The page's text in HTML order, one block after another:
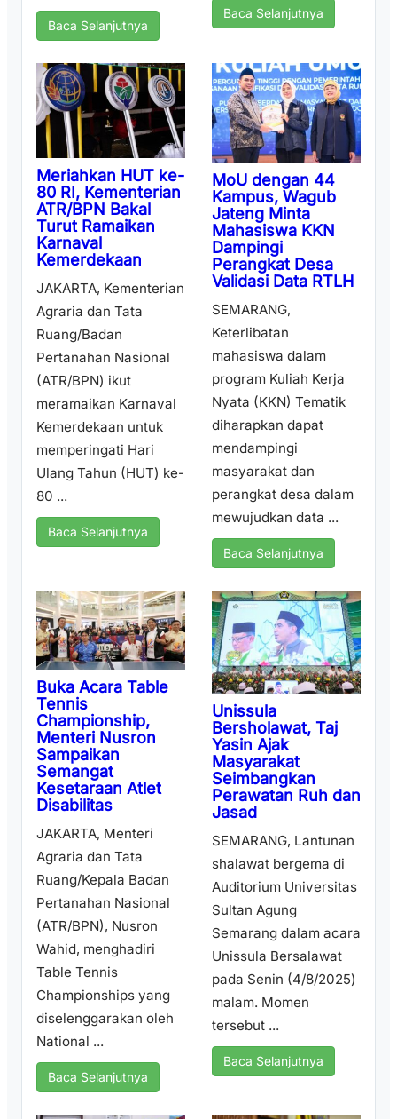
Baca Selanjutnya
Baca Selanjutnya
Meriahkan HUT ke-
80 RI, Kementerian
ATR/BPN Bakal
Turut Ramaikan
Karnaval
Kemerdekaan
JAKARTA, Kementerian
Agraria dan Tata
Ruang/Badan
Pertanahan Nasional
(ATR/BPN) ikut
meramaikan Karnaval
Kemerdekaan untuk
memperingati Hari
Ulang Tahun (HUT) ke-
80 ...
Baca Selanjutnya
MoU dengan 44
Kampus, Wagub
Jateng Minta
Mahasiswa KKN
Dampingi
Perangkat Desa
Validasi Data RTLH
SEMARANG,
Keterlibatan
mahasiswa dalam
program Kuliah Kerja
Nyata (KKN) Tematik
diharapkan dapat
mendampingi
masyarakat dan
perangkat desa dalam
mewujudkan data ...
Baca Selanjutnya
Buka Acara Table
Tennis
Championship,
Menteri Nusron
Sampaikan
Semangat
Kesetaraan Atlet
Disabilitas
JAKARTA, Menteri
Agraria dan Tata
Ruang/Kepala Badan
Pertanahan Nasional
(ATR/BPN), Nusron
Wahid, menghadiri
Table Tennis
Championships yang
diselenggarakan oleh
National ...
Baca Selanjutnya
Unissula
Bersholawat, Taj
Yasin Ajak
Masyarakat
Seimbangkan
Perawatan Ruh dan
Jasad
SEMARANG, Lantunan
shalawat bergema di
Auditorium Universitas
Sultan Agung
Semarang dalam acara
Unissula Bersalawat
pada Senin (4/8/2025)
malam. Momen
tersebut ...
Baca Selanjutnya